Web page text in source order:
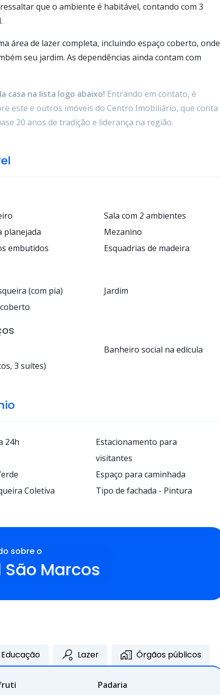
que o ambiente é habitável, contando com 3
área de lazer completa, incluindo espaço coberto, onde
seu jardim. As dependências ainda contam com
casa na lista logo abaixo! Entrando em contato, é
este e outros imóveis do Centro Imobiliário, que conta
20 anos de tradição e liderança na região.
Sala com 2 ambientes
planejada
Mezanino
embutidos Esquadrias de madeira
(com pia)
Jardim
3 suítes)
Banheiro social na edícula
24h
Estacionamento para
visitantes
Espaço para caminhada
Coletiva Tipo de fachada - Pintura
sobre o
Marcos
Educação Lazer Órgãos públicos
Padaria